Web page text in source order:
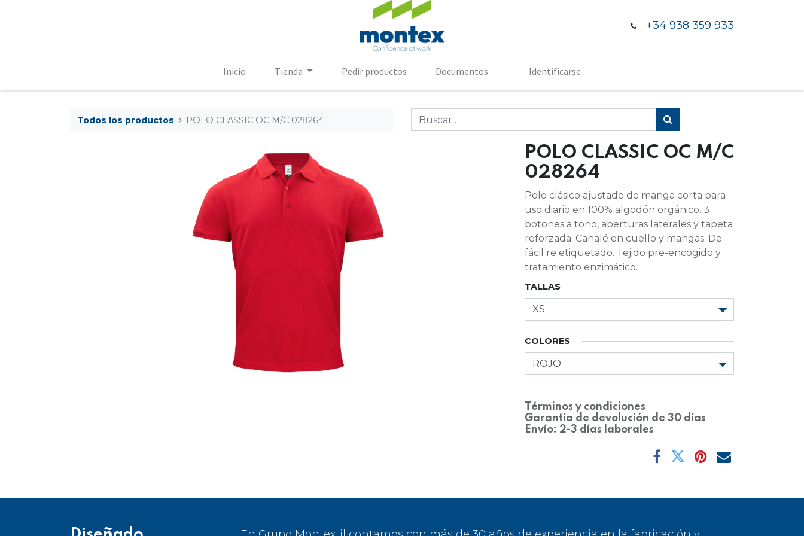
+34 938 359 933
Inicio Tienda Pedir productos Documentos Identificarse
Todos los productos POLO CLASSIC OC M/C 028264
POLO CLASSIC OC M/C
028264
Polo clásico ajustado de manga corta para
uso diario en 100% algodón orgánico. 3
botones a tono, aberturas laterales y tapeta
reforzada. Canalé en cuello y mangas. De
fácil re etiquetado. Tejido pre-encogido y
tratamiento enzimático.
TALLAS
COLORES
Términos y condiciones
Garantía de devolución de 30 días
Envío: 2-3 días laborales